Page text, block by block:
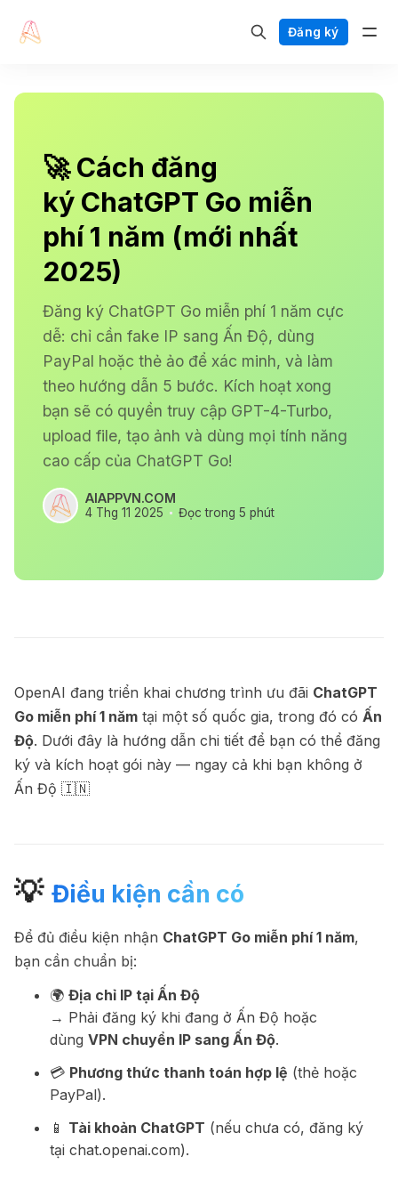
Đăng ký
🚀 Cách đăng
ký ChatGPT Go miễn
phí 1 năm (mới nhất
2025)
Đăng ký ChatGPT Go miễn phí 1 năm cực
dễ: chỉ cần fake IP sang Ấn Độ, dùng
PayPal hoặc thẻ ảo để xác minh, và làm
theo hướng dẫn 5 bước. Kích hoạt xong
bạn sẽ có quyền truy cập GPT-4-Turbo,
upload file, tạo ảnh và dùng mọi tính năng
cao cấp của ChatGPT Go!
AIAPPVN.COM
4 Thg 11 2025 Đọc trong 5 phút
OpenAI đang triển khai chương trình ưu đãi ChatGPT
Go miễn phí 1 năm tại một số quốc gia, trong đó có Ấn
Độ. Dưới đây là hướng dẫn chi tiết để bạn có thể đăng
ký và kích hoạt gói này — ngay cả khi bạn không ở
Ấn Độ 🇮🇳
💡 Điều kiện cần có
Để đủ điều kiện nhận ChatGPT Go miễn phí 1 năm,
bạn cần chuẩn bị:
🌍 Địa chỉ IP tại Ấn Độ
→ Phải đăng ký khi đang ở Ấn Độ hoặc
dùng VPN chuyển IP sang Ấn Độ.
💳 Phương thức thanh toán hợp lệ (thẻ hoặc
PayPal).
📱 Tài khoản ChatGPT (nếu chưa có, đăng ký
tại chat.openai.com).